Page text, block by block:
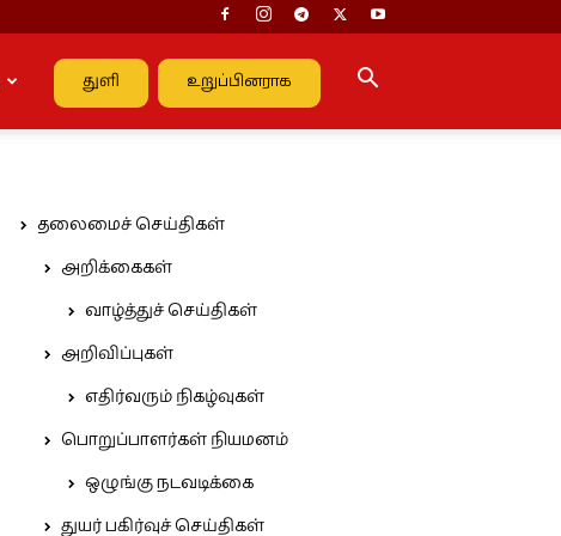
துளி உறுப்பினராக
தலைமைச் செய்திகள்
அறிக்கைகள்
வாழ்த்துச் செய்திகள்
அறிவிப்புகள்
எதிர்வரும் நிகழ்வுகள்
பொறுப்பாளர்கள் நியமனம்
ஒழுங்கு நடவடிக்கை
துயர் பகிர்வுச் செய்திகள்